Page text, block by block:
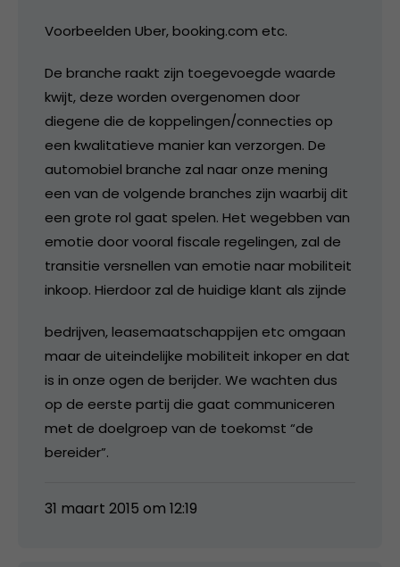
Voorbeelden Uber, booking.com etc.
De branche raakt zijn toegevoegde waarde
kwijt, deze worden overgenomen door
diegene die de koppelingen/connecties op
een kwalitatieve manier kan verzorgen. De
automobiel branche zal naar onze mening
een van de volgende branches zijn waarbij dit
een grote rol gaat spelen. Het wegebben van
emotie door vooral fiscale regelingen, zal de
transitie versnellen van emotie naar mobiliteit
inkoop. Hierdoor zal de huidige klant als zijnde
bedrijven, leasemaatschappijen etc omgaan
maar de uiteindelijke mobiliteit inkoper en dat
is in onze ogen de berijder. We wachten dus
op de eerste partij die gaat communiceren
met de doelgroep van de toekomst “de
bereider”.
31 maart 2015 om 12:19